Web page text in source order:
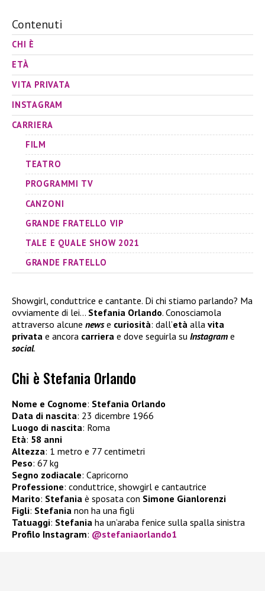
Contenuti
CHI È
ETÀ
VITA PRIVATA
INSTAGRAM
CARRIERA
FILM
TEATRO
PROGRAMMI TV
CANZONI
GRANDE FRATELLO VIP
TALE E QUALE SHOW 2021
GRANDE FRATELLO
Showgirl, conduttrice e cantante. Di chi stiamo parlando? Ma
ovviamente di lei… Stefania Orlando. Conosciamola
attraverso alcune newse curiosità: dall’età alla vita
privata e ancora carriera e dove seguirla su Instagram e
social.
Chi è Stefania Orlando
Nome e Cognome: Stefania Orlando
Data di nascita: 23 dicembre 1966
Luogo di nascita: Roma
Età: 58 anni
Altezza: 1 metro e 77 centimetri
Peso: 67 kg
Segno zodiacale: Capricorno
Professione: conduttrice, showgirl e cantautrice
Marito: Stefania è sposata con Simone Gianlorenzi
Figli: Stefania non ha una figli
Tatuaggi: Stefania ha un’araba fenice sulla spalla sinistra
Profilo Instagram: @stefaniaorlando1